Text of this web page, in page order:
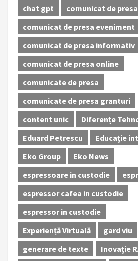
chat gpt
comunicat de presa
comunicat de presa eveniment
comunicat de presa informativ
comunicat de presa online
comunicate de presa
comunicate de presa granturi
content unic
Diferențe
Eduard Petrescu
Educație
Eko Group
Eko News
espressoare in custodie
espressor cafea in custodie
espressor in custodie
Experiență Virtuală
gard viu
generare de texte
Inovație